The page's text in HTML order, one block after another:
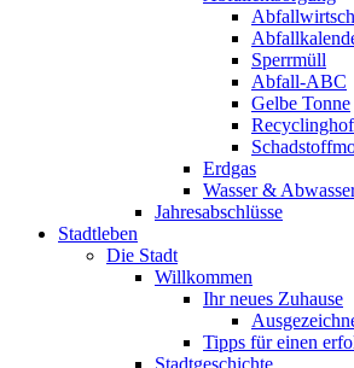
Sperrmüll
Abfall-ABC
Gelbe Tonne
Erdgas
Wasser &
Jahresabschlüsse
Stadtleben
Die Stadt
Willkommen
Ihr neues Zuhause
Tipps für einen
Stadtgeschichte